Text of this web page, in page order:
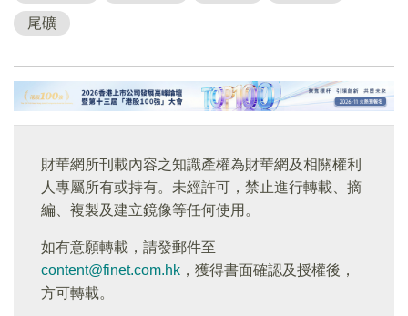
尾礦
財華網所刊載內容之知識產權為財華網及相關權利
人專屬所有或持有。未經許可，禁止進行轉載、摘
編、複製及建立鏡像等任何使用。
如有意願轉載，請發郵件至
content@finet.com.hk ，獲得書面確認及授權後，
方可轉載。